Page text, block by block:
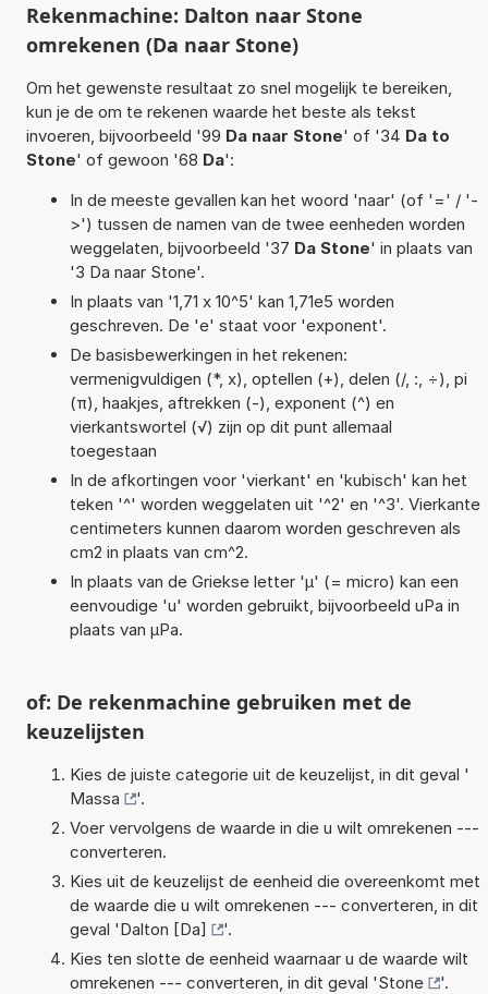
Rekenmachine: Dalton naar Stone
omrekenen (Da naar Stone)
Om het gewenste resultaat zo snel mogelijk te bereiken,
kun je de om te rekenen waarde het beste als tekst
invoeren, bijvoorbeeld '99 Da naar Stone' of '34 Da to
Stone' of gewoon '68 Da':
In de meeste gevallen kan het woord 'naar' (of '=' / '-
>') tussen de namen van de twee eenheden worden
weggelaten, bijvoorbeeld '37 Da Stone' in plaats van
'3 Da naar Stone'.
In plaats van '1,71 x 10^5' kan 1,71e5 worden
geschreven. De 'e' staat voor 'exponent'.
De basisbewerkingen in het rekenen:
vermenigvuldigen (*, x), optellen (+), delen (/, :, ÷), pi
(π), haakjes, aftrekken (-), exponent (^) en
vierkantswortel (√) zijn op dit punt allemaal
toegestaan
In de afkortingen voor 'vierkant' en 'kubisch' kan het
teken '^' worden weggelaten uit '^2' en '^3'. Vierkante
centimeters kunnen daarom worden geschreven als
cm2 in plaats van cm^2.
In plaats van de Griekse letter 'µ' (= micro) kan een
eenvoudige 'u' worden gebruikt, bijvoorbeeld uPa in
plaats van µPa.
of: De rekenmachine gebruiken met de
keuzelijsten
Kies de juiste categorie uit de keuzelijst, in dit geval '
Massa
'.
Voer vervolgens de waarde in die u wilt omrekenen ---
converteren.
Kies uit de keuzelijst de eenheid die overeenkomt met
de waarde die u wilt omrekenen --- converteren, in dit
geval 'Dalton [Da]
'.
Kies ten slotte de eenheid waarnaar u de waarde wilt
omrekenen --- converteren, in dit geval 'Stone '.